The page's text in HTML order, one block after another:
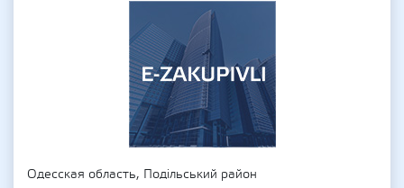
Одесская область, Подільський район